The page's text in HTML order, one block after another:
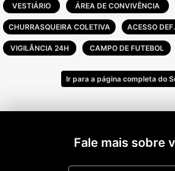
investimento e onde o
valorização certamente vai
qualquer expectativa.
com acessos independentes
segurança com câmeras em
com churrasqueiras
varandas,Salão de
estar com
VESTIÁRIO ÁREA DE CONVIVÊNCIA
CHURRASQUEIRA COLETIVA ACESSO
VIGILÂNCIA 24H CAMPO DE FUTEBOL
Ir para a página completa do
Fale mais sobre